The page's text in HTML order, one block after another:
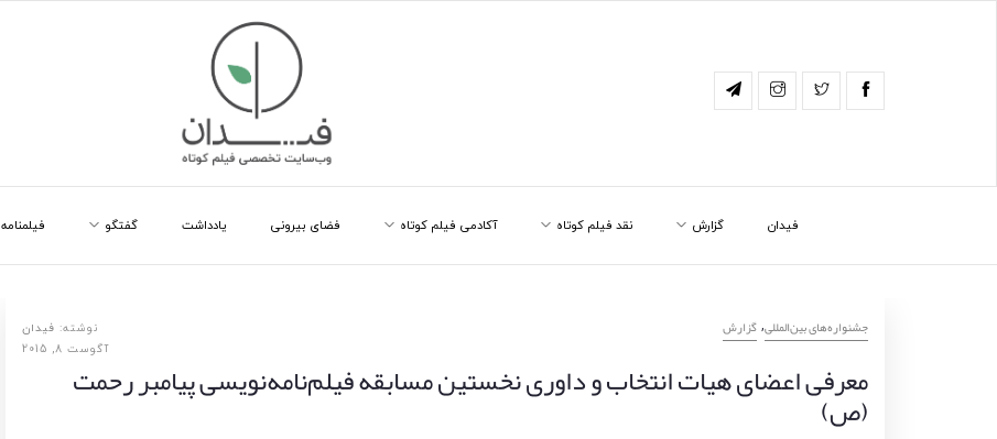
فیدان گزارش نقد فیلم کوتاه آکادمی فیلم کوتاه فضای بیرونی یادداشت گفتگو فیلمنامه
‌‌جشنواره‌های بین‌المللی,گزارش نوشته: فیدان
آگوست 8, 2015
معرفی اعضای هیات انتخاب و داوری نخستین مسابقه فیلم‌نامه‌نویسی پیامبر رحمت
(ص)